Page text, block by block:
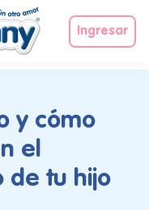
Ingresar
y cómo
el
de tu hijo